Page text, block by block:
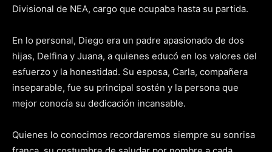
Divisional de NEA, cargo que ocupaba hasta su partida.
En lo personal, Diego era un padre apasionado de dos
hijas, Delfina y Juana, a quienes educó en los valores del
esfuerzo y la honestidad. Su esposa, Carla, compañera
inseparable, fue su principal sostén y la persona que
mejor conocía su dedicación incansable.
Quienes lo conocimos recordaremos siempre su sonrisa